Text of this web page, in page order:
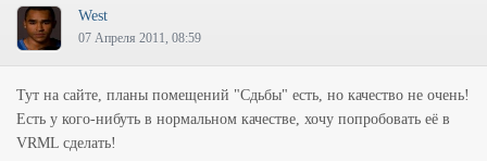
West
07 Апреля 2011, 08:59
Тут на сайте, планы помещений "Сдьбы" есть, но качество не очень!
Есть у кого-нибуть в нормальном качестве, хочу попробовать её в
VRML сделать!